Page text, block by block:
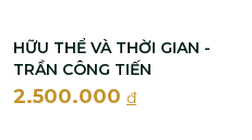
HỮU THỂ VÀ THỜI GIAN -
TRẦN CÔNG TIẾN
2.500.000 đ